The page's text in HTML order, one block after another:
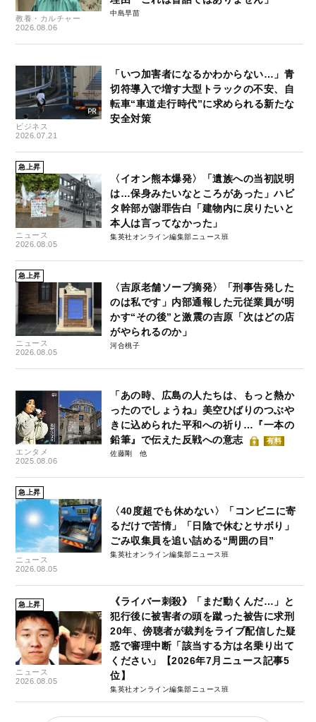
教養・カルチャー
2026.08.06
中島早苗
ビジネス
2026.07.21
「いつ加害者になるかわからない…」青
切符導入で増す大型トラックの不安、自
転車“車道走行時代”に求められる新たな
安全対策
急上昇
ニュース
2026.08.05
〈イオン熊本爆発〉「遺族への当初説明
は…保身みたいなところがあった」ハビ
タ幹部が謝罪告白「建物内に戻りたいと
本人は言ってなかった」
集英社オンライン編集部ニュース班
急上昇
ニュース
2026.08.05
〈吉原老舗ソープ摘発〉「刑事告発した
のは私です」内部通報した元従業員が明
かす“その後”と激震の吉原「次はどの店
がやられるのか」
河合桃子
エンタメ
2025.08.06
「あの時、広島の人たちは、もっと熱か
ったのでしょうね」美空ひばりのつぶや
きに込められた平和への祈り…『一本の
鉛筆』で伝えた反戦への意志
有料
佐藤剛
急上昇
ニュース
2026.08.05
〈40度超でも休めない〉「コンビニに寄
るだけで苦情」「日陰で休むとサボり」
ごみ収集員を追い詰める“周囲の目”
集英社オンライン編集部ニュース班
急上昇
ニュース
2026.08.05
《ライバー刺殺》「まだ動くんだ…」と
犯行後に被害者の頭を蹴った被告に求刑
20年、傍聴者が裁判をライブ配信した疑
惑で審理中断「該当する方は名乗り出て
ください」【2026年7月ニュース記事5
位】
集英社オンライン編集部ニュース班